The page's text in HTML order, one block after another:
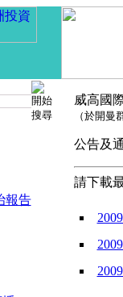
報告
威高國
（於開曼
公告
請下載